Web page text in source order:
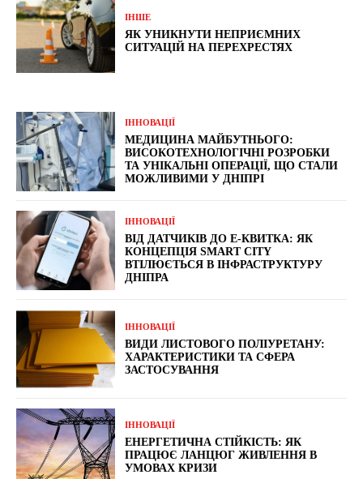
ІНШЕ
ЯК УНИКНУТИ НЕПРИЄМНИХ
СИТУАЦІЙ НА ПЕРЕХРЕСТЯХ
ІННОВАЦІЇ
МЕДИЦИНА МАЙБУТНЬОГО:
ВИСОКОТЕХНОЛОГІЧНІ РОЗРОБКИ
ТА УНІКАЛЬНІ ОПЕРАЦІЇ, ЩО СТАЛИ
МОЖЛИВИМИ У ДНІПРІ
ІННОВАЦІЇ
ВІД ДАТЧИКІВ ДО Е-КВИТКА: ЯК
КОНЦЕПЦІЯ SMART CITY
ВТІЛЮЄТЬСЯ В ІНФРАСТРУКТУРУ
ДНІПРА
ІННОВАЦІЇ
ВИДИ ЛИСТОВОГО ПОЛІУРЕТАНУ:
ХАРАКТЕРИСТИКИ ТА СФЕРА
ЗАСТОСУВАННЯ
ІННОВАЦІЇ
ЕНЕРГЕТИЧНА СТІЙКІСТЬ: ЯК
ПРАЦЮЄ ЛАНЦЮГ ЖИВЛЕННЯ В
УМОВАХ КРИЗИ